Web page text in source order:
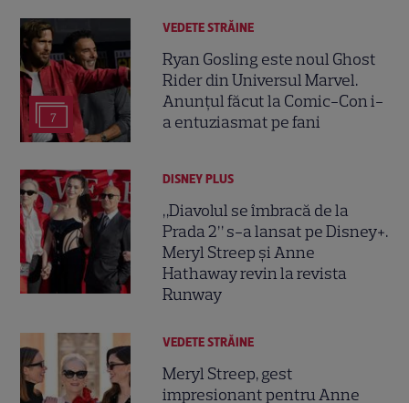
7
VEDETE STRĂINE
Ryan Gosling este noul Ghost
Rider din Universul Marvel.
Anunțul făcut la Comic-Con i-
a entuziasmat pe fani
DISNEY PLUS
„Diavolul se îmbracă de la
Prada 2” s-a lansat pe Disney+.
Meryl Streep și Anne
Hathaway revin la revista
Runway
VEDETE STRĂINE
Meryl Streep, gest
impresionant pentru Anne